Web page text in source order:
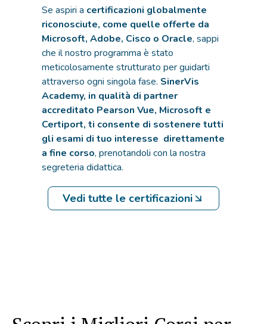
Se aspiri a certificazioni globalmente
riconosciute, come quelle offerte da
Microsoft, Adobe, Cisco o Oracle, sappi
che il nostro programma è stato
meticolosamente strutturato per guidarti
attraverso ogni singola fase. SinerVis
Academy, in qualità di partner
accreditato Pearson Vue, Microsoft e
Certiport, ti consente di sostenere tutti
gli esami di tuo interesse direttamente
a fine corso, prenotandoli con la nostra
segreteria didattica.
Vedi tutte le certificazioni